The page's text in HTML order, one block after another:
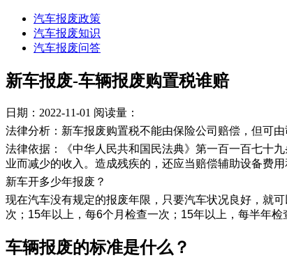
汽车报废政策
汽车报废知识
汽车报废问答
新车报废-车辆报废购置税谁赔
日期：2022-11-01 阅读量：
法律分析：新车报废购置税不能由保险公司赔偿，但可
法律依据：《中华人民共和国民法典》第一百一百七十
业而减少的收入。造成残疾的，还应当赔偿辅助设备费
新车开多少年报废？
现在汽车没有规定的报废年限，只要汽车状况良好，就
次；15年以上，每6个月检查一次；15年以上，每半年检
车辆报废的标准是什么？